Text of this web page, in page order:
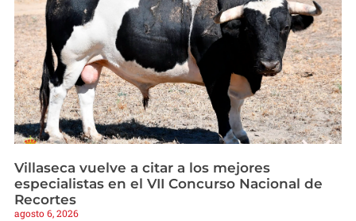
Villaseca vuelve a citar a los mejores
especialistas en el VII Concurso Nacional de
Recortes
agosto 6, 2026